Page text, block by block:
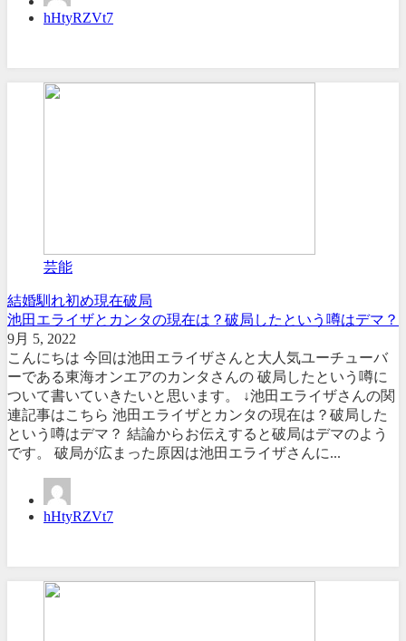
hHtyRZVt7
芸能
結婚馴れ初め現在破局
池田エライザとカンタの現在は？破局したという噂はデマ？
9月 5, 2022
こんにちは 今回は池田エライザさんと大人気ユーチューバ
ーである東海オンエアのカンタさんの 破局したという噂に
ついて書いていきたいと思います。 ↓池田エライザさんの関
連記事はこちら 池田エライザとカンタの現在は？破局した
という噂はデマ？ 結論からお伝えすると破局はデマのよう
です。 破局が広まった原因は池田エライザさんに...
hHtyRZVt7